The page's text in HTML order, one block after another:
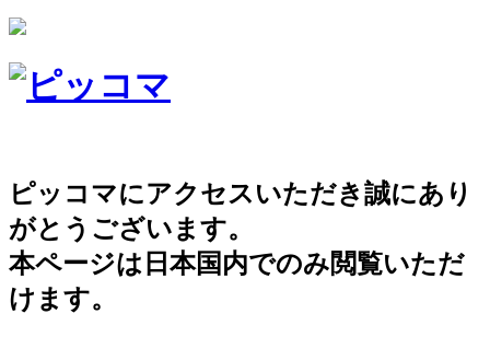
ピッコマにアクセスいただき誠にあり
がとうございます。
本ページは日本国内でのみ閲覧いただ
けます。